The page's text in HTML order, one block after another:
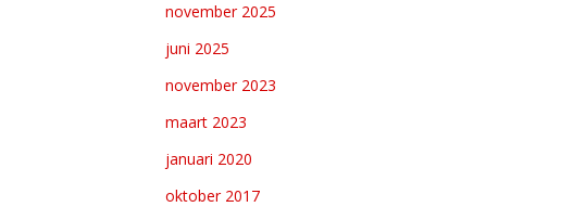
november 2025
juni 2025
november 2023
maart 2023
januari 2020
oktober 2017